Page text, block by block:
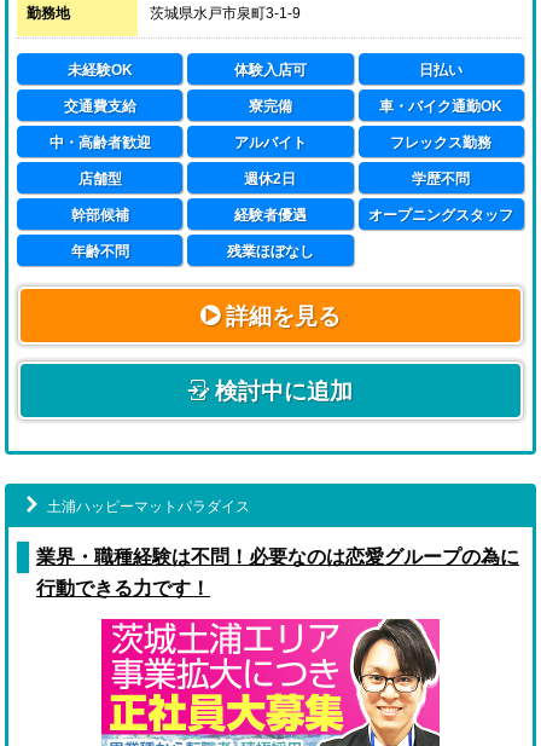
ご応募下さい。
勤務地 茨城県水戸市泉町3-1-9
未経験OK 体験入店可 日払い
交通費支給 寮完備 車・バイク通勤OK
中・高齢者歓迎 アルバイト フレックス勤務
店舗型 週休2日 学歴不問
幹部候補 経験者優遇 オープニングスタッフ
年齢不問 残業ほぼなし
詳細を見る
検討中に追加
土浦ハッピーマットパラダイス
業界・職種経験は不問！必要なのは恋愛グループの為に
行動できる力です！